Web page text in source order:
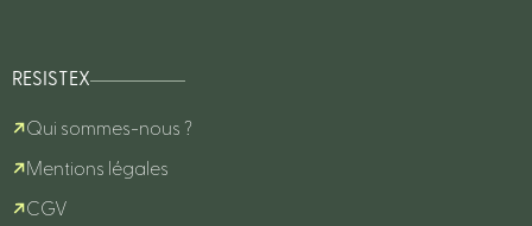
RESISTEX
Qui sommes-nous ?
Mentions légales
CGV